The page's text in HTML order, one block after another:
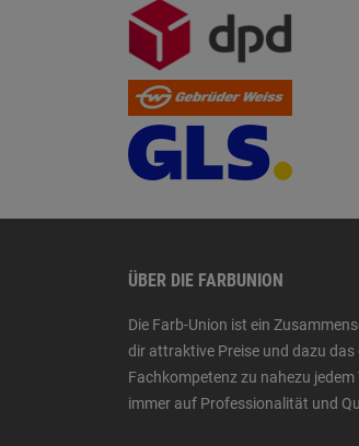
ÜBER DIE FARBUNION
Die Farb-Union ist ein
dir attraktive Preise und dazu
Fachkompetenz zu nahezu
immer auf Professionalität und